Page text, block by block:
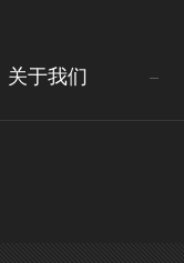
关于我们